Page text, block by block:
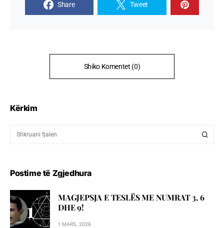
Share Tweet
Shiko Komentet (0)
Kërkim
Postime të Zgjedhura
MAGJEPSJA E TESLËS ME NUMRAT 3, 6
DHE 9!
1 MARS, 2026